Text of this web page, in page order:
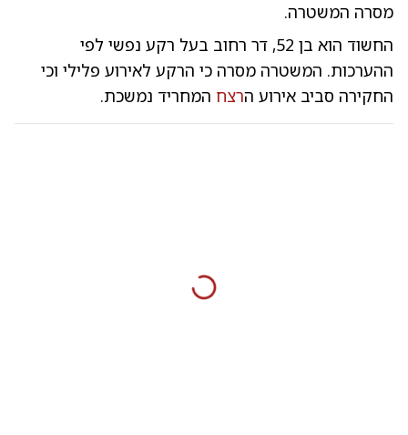
מסרה המשטרה.
החשוד הוא בן 52, דר רחוב בעל רקע נפשי לפי
ההערכות. המשטרה מסרה כי הרקע לאירוע פלילי וכי
החקירה סביב אירוע הרצח המחריד נמשכת.